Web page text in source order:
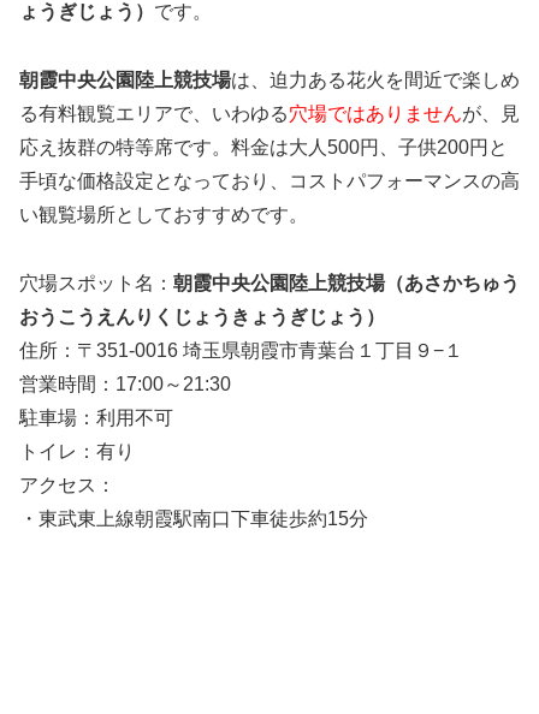
ょうぎじょう） です。
朝霞中央公園陸上競技場は、迫力ある花火を間近で楽しめ
る有料観覧エリアで、いわゆる穴場ではありませんが、見
応え抜群の特等席です。料金は大人500円、子供200円と
手頃な価格設定となっており、コストパフォーマンスの高
い観覧場所としておすすめです。
穴場スポット名： 朝霞中央公園陸上競技場（あさかちゅう
おうこうえんりくじょうきょうぎじょう）
住所：〒351-0016 埼玉県朝霞市青葉台１丁目９−１
営業時間：17:00～21:30
駐車場：利用不可
トイレ：有り
アクセス：
・東武東上線朝霞駅南口下車徒歩約15分